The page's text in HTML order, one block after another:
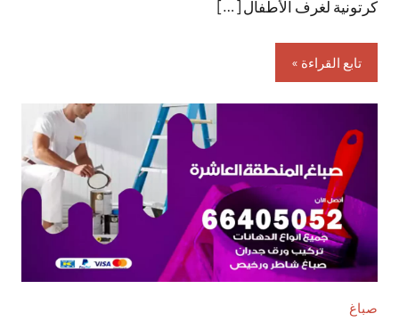
كرتونية لغرف الأطفال […]
تابع القراءة
صباغ